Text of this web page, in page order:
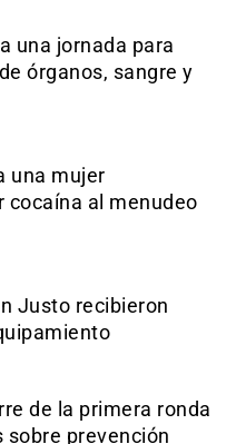
una jornada para
órganos, sangre y
una mujer
cocaína al menudeo
Justo recibieron
de la primera ronda
sobre prevención